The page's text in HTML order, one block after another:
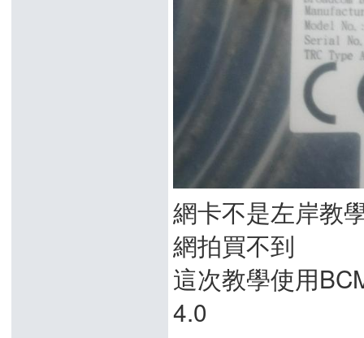
網卡不是左岸教
網拍買不到
這次教學使用
4.0